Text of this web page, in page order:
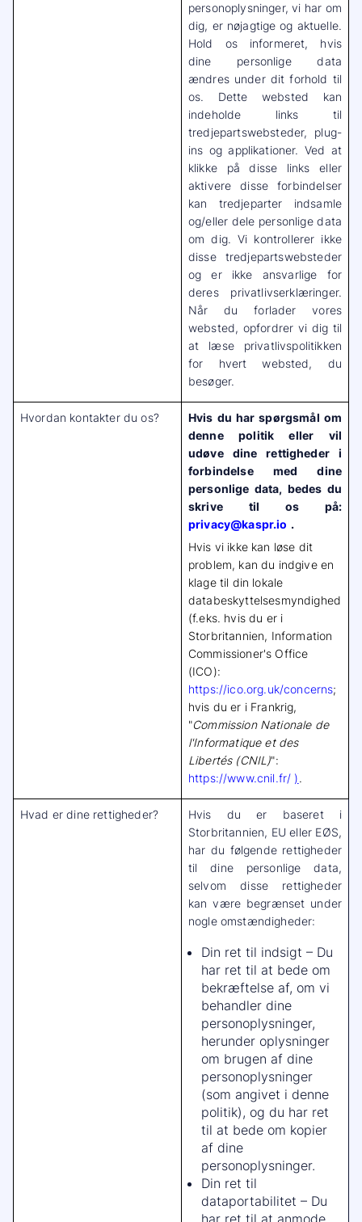
personoplysninger, vi har om
dig, er nøjagtige og aktuelle.
Hold os informeret, hvis
dine personlige data
ændres under dit forhold til
os. Dette websted kan
indeholde links til
tredjepartswebsteder, plug-
ins og applikationer. Ved at
klikke på disse links eller
aktivere disse forbindelser
kan tredjeparter indsamle
og/eller dele personlige data
om dig. Vi kontrollerer ikke
disse tredjepartswebsteder
og er ikke ansvarlige for
deres privatlivserklæringer.
Når du forlader vores
websted, opfordrer vi dig til
at læse privatlivspolitikken
for hvert websted, du
besøger.
Hvordan kontakter du os?
Hvis du har spørgsmål om
denne politik eller vil
udøve dine rettigheder i
forbindelse med dine
personlige data, bedes du
skrive til os på:
privacy@kaspr.io .
Hvis vi ikke kan løse dit
problem, kan du indgive en
klage til din lokale
databeskyttelsesmyndighed
(f.eks. hvis du er i
Storbritannien, Information
Commissioner's Office
(ICO):
https://ico.org.uk/concerns;
hvis du er i Frankrig,
"Commission Nationale de
l'Informatique et des
Libertés (CNIL)":
https://www.cnil.fr/ ).
Hvad er dine rettigheder?
Hvis du er baseret i
Storbritannien, EU eller EØS,
har du følgende rettigheder
til dine personlige data,
selvom disse rettigheder
kan være begrænset under
nogle omstændigheder:
Din ret til indsigt – Du
har ret til at bede om
bekræftelse af, om vi
behandler dine
personoplysninger,
herunder oplysninger
om brugen af dine
personoplysninger
(som angivet i denne
politik), og du har ret
til at bede om kopier
af dine
personoplysninger.
Din ret til
dataportabilitet – Du
har ret til at anmode